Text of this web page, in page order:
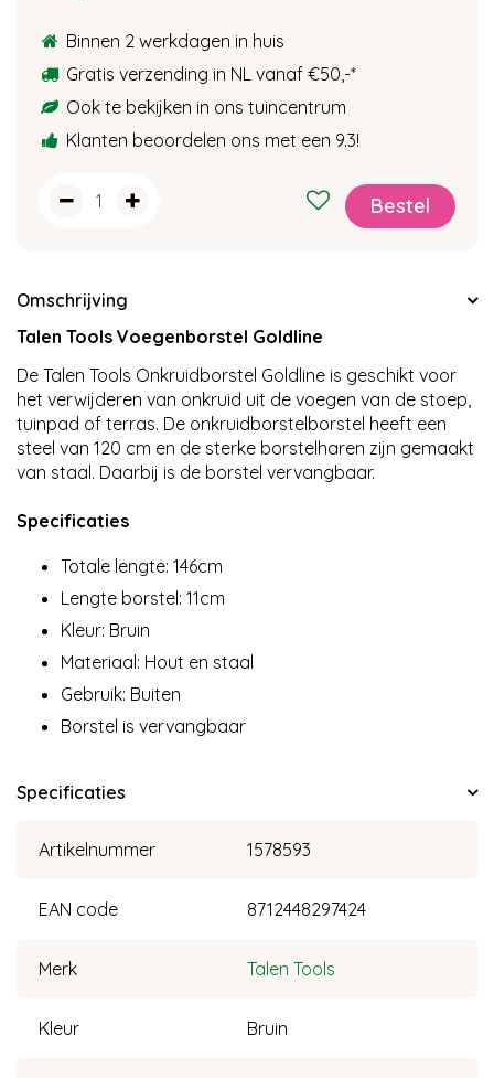
Binnen 2 werkdagen in huis
Gratis verzending in NL vanaf €50,-*
Ook te bekijken in ons tuincentrum
Klanten beoordelen ons met een 9.3!
Omschrijving
Talen Tools Voegenborstel Goldline
De Talen Tools Onkruidborstel Goldline is geschikt voor
het verwijderen van onkruid uit de voegen van de stoep,
tuinpad of terras. De onkruidborstelborstel heeft een
steel van 120 cm en de sterke borstelharen zijn gemaakt
van staal. Daarbij is de borstel vervangbaar.
Specificaties
Totale lengte: 146cm
Lengte borstel: 11cm
Kleur: Bruin
Materiaal: Hout en staal
Gebruik: Buiten
Borstel is vervangbaar
Specificaties
Artikelnummer 1578593
EAN code 8712448297424
Merk Talen Tools
Kleur Bruin